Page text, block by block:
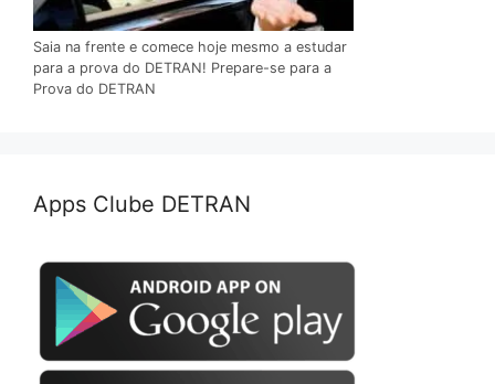
Saia na frente e comece hoje mesmo a estudar
para a prova do DETRAN! Prepare-se para a
Prova do DETRAN
Apps Clube DETRAN